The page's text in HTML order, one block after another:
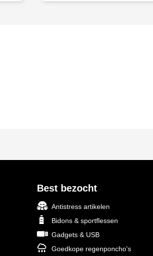
Best bezocht
Antistress artikelen
Bidons & sportflessen
Gadgets & USB
Goedkope regenponcho's